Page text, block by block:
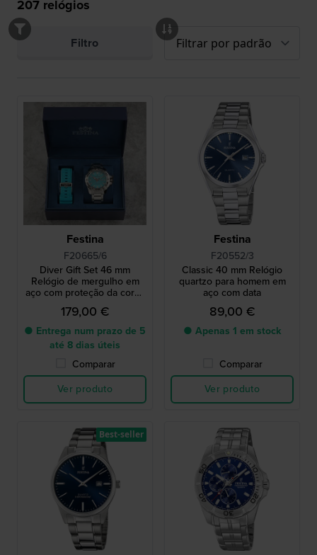
207 relógios
Filtro
Festina
F20665/6
Diver Gift Set 46 mm
Relógio de mergulho em
aço com proteção da coroa
e bracelete de silicone
turquesa extra
179,00 €
● Entrega num prazo de 5
até 8 dias úteis
Comparar
Ver produto
Festina
F20552/3
Classic 40 mm Relógio
quartzo para homem em
aço com data
89,00 €
● Apenas 1 em stock
Comparar
Ver produto
Best-seller